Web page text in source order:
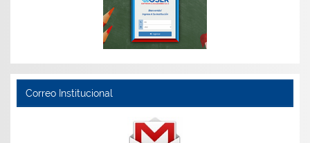
Correo Institucional